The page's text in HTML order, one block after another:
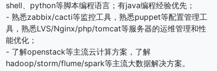
shell、python等脚本编程语言；有java编程经验优先；
- 熟悉zabbix/cacti等监控工具，熟悉puppet等配置管理工
具，熟悉LVS/Nginx/php/tomcat等服务器的运维管理和性
能优化；
- 了解openstack等主流云计算方案，了解
hadoop/storm/flume/spark等主流大数据解决方案。